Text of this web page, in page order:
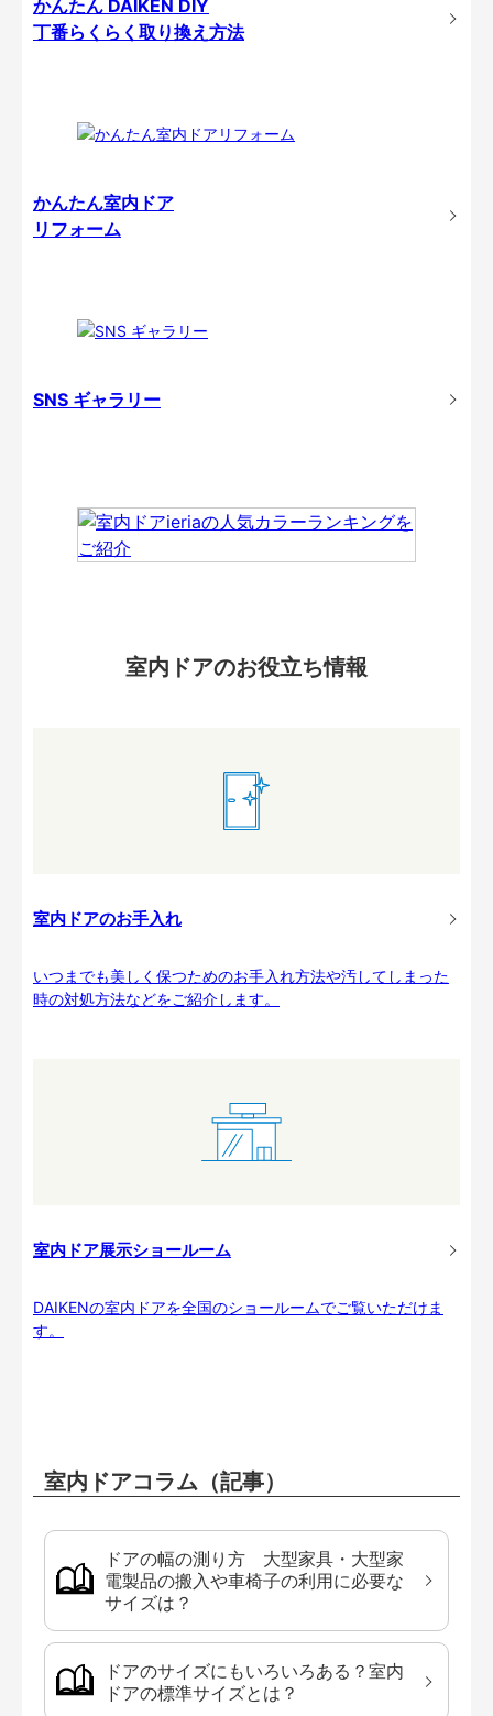
かんたん DAIKEN DIY
丁番らくらく取り換え方法
かんたん室内ドア
リフォーム
SNS ギャラリー
室内ドアのお役立ち情報
室内ドアのお手入れ
いつまでも美しく保つためのお手入れ方法や汚してしまった
時の対処方法などをご紹介します。
室内ドア展示ショールーム
DAIKENの室内ドアを全国のショールームでご覧いただけま
す。
室内ドアコラム（記事）
ドアの幅の測り方 大型家具・大型家
電製品の搬入や車椅子の利用に必要な
サイズは？
ドアのサイズにもいろいろある？室内
ドアの標準サイズとは？